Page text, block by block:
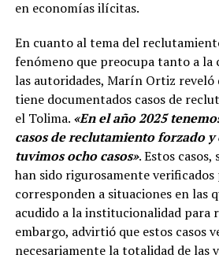
en economías ilícitas.
En cuanto al tema del
fenómeno que preocupa tanto a la
las autoridades, Marín Ortiz reveló
tiene documentados casos de
el Tolima. «En el año 2025
casos de reclutamiento forzado y
tuvimos ocho casos». Estos casos,
han sido rigurosamente
corresponden a situaciones en las
acudido a la institucionalidad para
embargo, advirtió que estos casos
necesariamente la totalidad de las